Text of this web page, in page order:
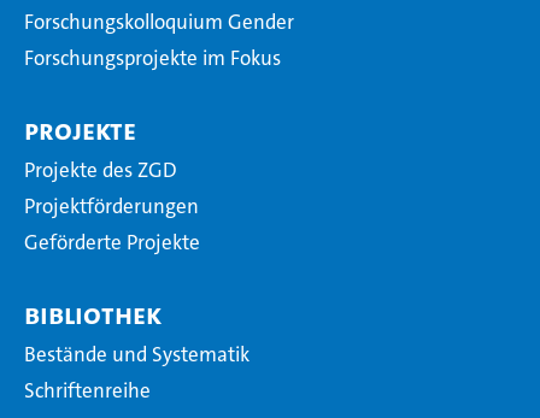
Forschungskolloquium Gender
Forschungsprojekte im Fokus
Projekte
Projekte des ZGD
Projektförderungen
Geförderte Projekte
Bibliothek
Bestände und Systematik
Schriftenreihe